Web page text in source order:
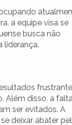
a equipe visa se
busca não
liderança.
Além disso, a
ser evitados. A
deixar abater